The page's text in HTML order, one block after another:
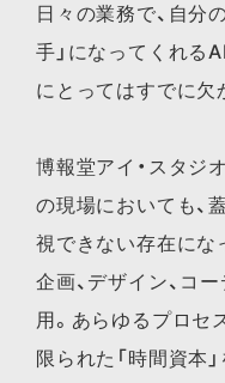
日々の業務で、自分
手」になってくれる
にとってはすでに欠
博報堂アイ・スタジ
の現場においても、
視できない存在にな
企画、デザイン、コ
用。あらゆるプロセ
限られた「時間資本